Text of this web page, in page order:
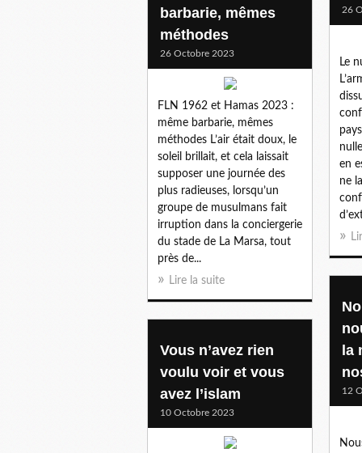
barbarie, mêmes
méthodes
26 Octobre 2023
FLN 1962 et Hamas 2023 :
même barbarie, mêmes
méthodes L’air était doux, le
soleil brillait, et cela laissait
supposer une journée des
plus radieuses, lorsqu’un
groupe de musulmans fait
irruption dans la conciergerie
du stade de La Marsa, tout
près de...
Lire la suite
26
Le
en
ne
la
12
Vous n’avez rien
voulu voir et vous
avez l’islam
10 Octobre 2023